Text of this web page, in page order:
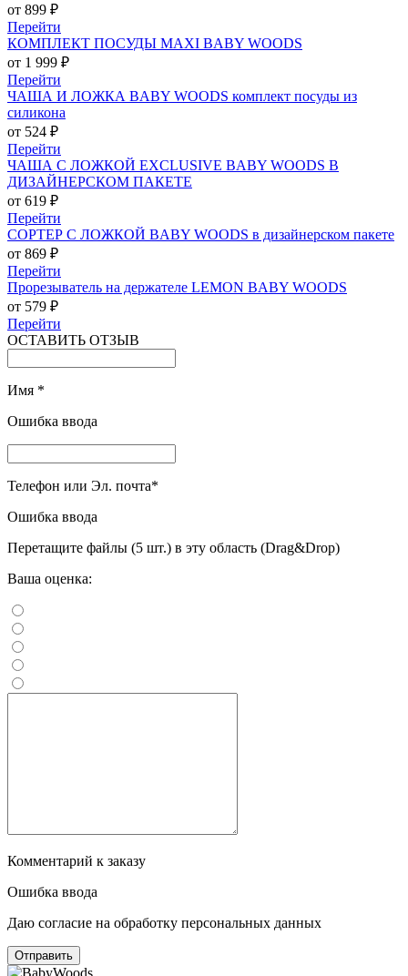
от 899 ₽
Перейти
КОМПЛЕКТ ПОСУДЫ MAXI BABY WOODS
от 1 999 ₽
Перейти
ЧАША И ЛОЖКА BABY WOODS комплект посуды из
силикона
от 524 ₽
Перейти
ЧАША С ЛОЖКОЙ EXCLUSIVE BABY WOODS В
ДИЗАЙНЕРСКОМ ПАКЕТЕ
от 619 ₽
Перейти
СОРТЕР С ЛОЖКОЙ BABY WOODS в дизайнерском пакете
от 869 ₽
Перейти
Прорезыватель на держателе LEMON BABY WOODS
от 579 ₽
Перейти
ОСТАВИТЬ ОТЗЫВ
Имя *
Ошибка ввода
Телефон или Эл. почта*
Ошибка ввода
Перетащите файлы (5 шт.) в эту область (Drag&Drop)
Ваша оценка:
Комментарий к заказу
Ошибка ввода
Даю согласие на обработку персональных данных